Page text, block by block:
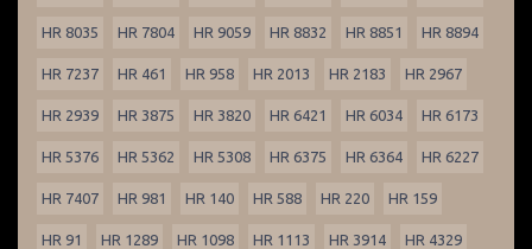
HR 8035 HR 7804 HR 9059 HR 8832 HR 8851 HR 8894
HR 7237 HR 461 HR 958 HR 2013 HR 2183 HR 2967
HR 2939 HR 3875 HR 3820 HR 6421 HR 6034 HR 6173
HR 5376 HR 5362 HR 5308 HR 6375 HR 6364 HR 6227
HR 7407 HR 981 HR 140 HR 588 HR 220 HR 159
HR 91 HR 1289 HR 1098 HR 1113 HR 3914 HR 4329